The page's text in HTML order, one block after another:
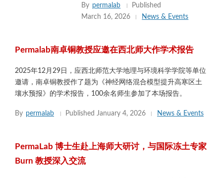
By permalab
Published
March 16, 2026
News & Events
Permalab南卓铜教授应邀在西北师大作学术报告
2025年12月29日，应西北师范大学地理与环境科学学院等单位
邀请，南卓铜教授作了题为《神经网络混合模型提升高寒区土
壤水预报》的学术报告，100余名师生参加了本场报告。
By permalab Published January 4, 2026 News & Events
PermaLab 博士生赴上海师大研讨，与国际冻土专家
Burn 教授深入交流